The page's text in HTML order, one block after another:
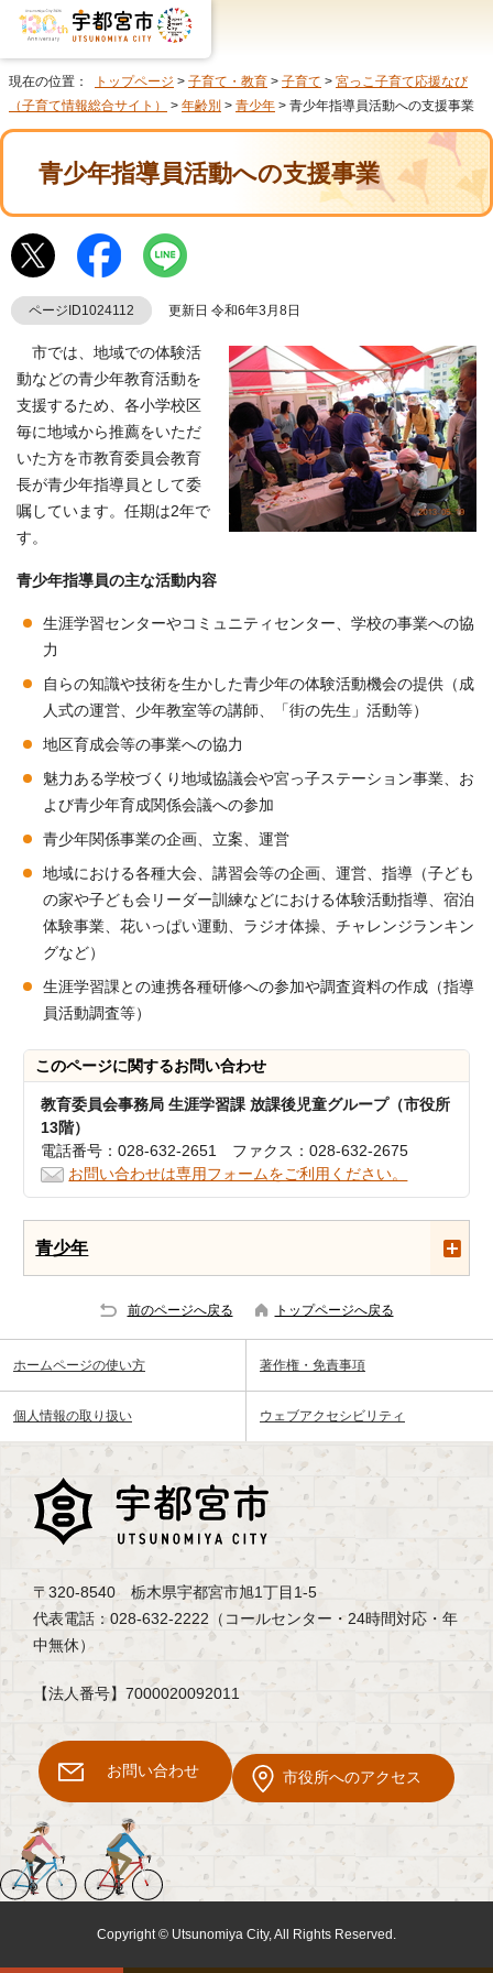
現在の位置： トップページ > 子育て・教育 > 子育て > 宮っこ子育て応援なび
（子育て情報総合サイト）
> 年齢別 > 青少年 > 青少年指導員活動への支援事業
青少年指導員活動への支援事業
ページID1024112 更新日 令和6年3月8日
市では、地域での体験活
動などの青少年教育活動を
支援するため、各小学校区
毎に地域から推薦をいただ
いた方を市教育委員会教育
長が青少年指導員として委
嘱しています。任期は2年で
す。
青少年指導員の主な活動内容
生涯学習センターやコミュニティセンター、学校の事業への協
力
自らの知識や技術を生かした青少年の体験活動機会の提供（成
人式の運営、少年教室等の講師、「街の先生」活動等）
地区育成会等の事業への協力
魅力ある学校づくり地域協議会や宮っ子ステーション事業、お
よび青少年育成関係会議への参加
青少年関係事業の企画、立案、運営
地域における各種大会、講習会等の企画、運営、指導（子ども
の家や子ども会リーダー訓練などにおける体験活動指導、宿泊
体験事業、花いっぱい運動、ラジオ体操、チャレンジランキン
グなど）
生涯学習課との連携各種研修への参加や調査資料の作成（指導
員活動調査等）
このページに関するお問い合わせ
教育委員会事務局 生涯学習課 放課後児童グループ（市役所
13階）
電話番号：028-632-2651 ファクス：028-632-2675
お問い合わせは専用フォームをご利用ください。
青少年
前のページへ戻る トップページへ戻る
ホームページの使い方 著作権・免責事項
個人情報の取り扱い ウェブアクセシビリティ
〒320-8540 栃木県宇都宮市旭1丁目1-5
代表電話：028-632-2222（コールセンター・24時間対応・年
中無休）
【法人番号】7000020092011
お問い合わせ 市役所へのアクセス
Copyright © Utsunomiya City, All Rights Reserved.